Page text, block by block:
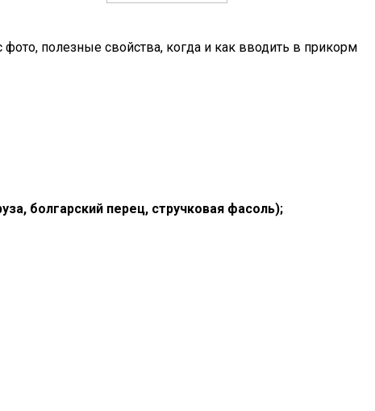
полезные свойства, когда и как вводить в прикорм
болгарский перец, стручковая фасоль);